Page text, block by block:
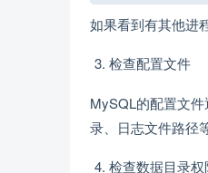
如果看到有其他进
检查配置文件
MySQL的配置文
录、日志文件路径
检查数据目录权